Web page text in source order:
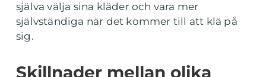
själva välja sina kläder och vara mer
självständiga när det kommer till att klä på
sig.
Skillnader mellan olika